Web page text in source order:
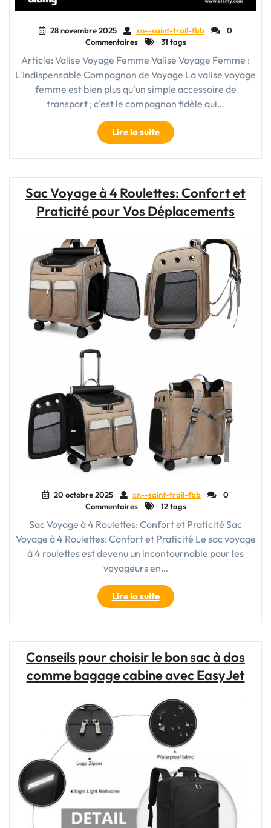
28 novembre 2025 xn--saint-trail-fbb
0
Commentaires
31 tags
Article: Valise Voyage Femme Valise Voyage Femme :
L'Indispensable Compagnon de Voyage La valise voyage
femme est bien plus qu'un simple accessoire de
transport ; c'est le compagnon fidèle qui…
Lire la suite"Guide
d’Achat:
Comment
Meilleure
Valise
Femme"
Sac Voyage à 4 Roulettes: Confort et
Praticité pour Vos Déplacements
20 octobre 2025 xn--saint-trail-fbb
0
Commentaires
12 tags
Sac Voyage à 4 Roulettes: Confort et Praticité Sac
Voyage à 4 Roulettes: Confort et Praticité Le sac voyage
à 4 roulettes est devenu un incontournable pour les
voyageurs en…
Lire la suite"Sac
Voyage
à
Confort
et
pour
Vos
Déplacements"
Conseils pour choisir le bon sac à dos
comme bagage cabine avec EasyJet